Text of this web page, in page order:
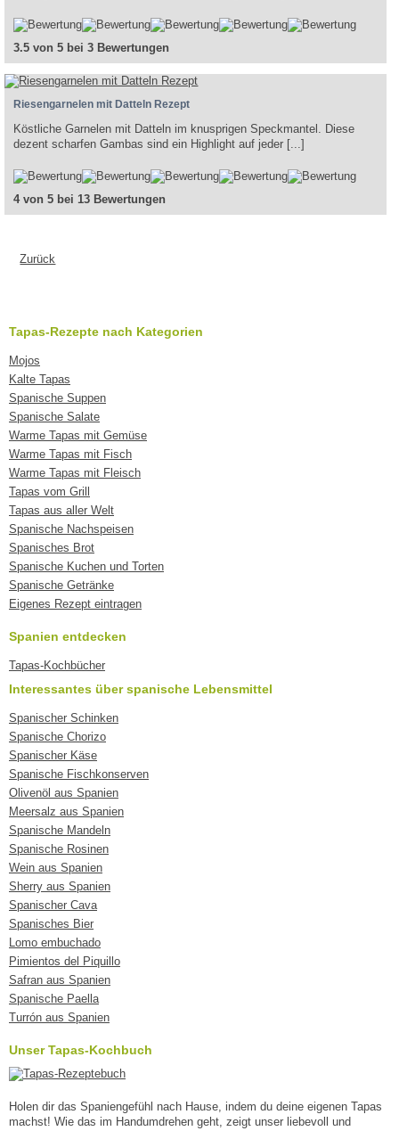
3.5 von 5 bei 3 Bewertungen
Riesengarnelen mit Datteln Rezept
Köstliche Garnelen mit Datteln im knusprigen Speckmantel. Diese
dezent scharfen Gambas sind ein Highlight auf jeder [...]
4 von 5 bei 13 Bewertungen
Zurück
Tapas-Rezepte nach Kategorien
Mojos
Kalte Tapas
Spanische Suppen
Spanische Salate
Warme Tapas mit Gemüse
Warme Tapas mit Fisch
Warme Tapas mit Fleisch
Tapas vom Grill
Tapas aus aller Welt
Spanische Nachspeisen
Spanisches Brot
Spanische Kuchen und Torten
Spanische Getränke
Eigenes Rezept eintragen
Spanien entdecken
Tapas-Kochbücher
Interessantes über spanische Lebensmittel
Spanischer Schinken
Spanische Chorizo
Spanischer Käse
Spanische Fischkonserven
Olivenöl aus Spanien
Meersalz aus Spanien
Spanische Mandeln
Spanische Rosinen
Wein aus Spanien
Sherry aus Spanien
Spanischer Cava
Spanisches Bier
Lomo embuchado
Pimientos del Piquillo
Safran aus Spanien
Spanische Paella
Turrón aus Spanien
Unser Tapas-Kochbuch
Holen dir das Spaniengefühl nach Hause, indem du deine eigenen Tapas
machst! Wie das im Handumdrehen geht, zeigt unser liebevoll und